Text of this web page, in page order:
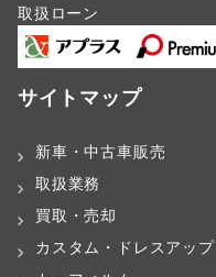
取扱ローン
サイトマップ
新車・中古車販売
取扱業務
買取・売却
カスタム・ドレスアップ